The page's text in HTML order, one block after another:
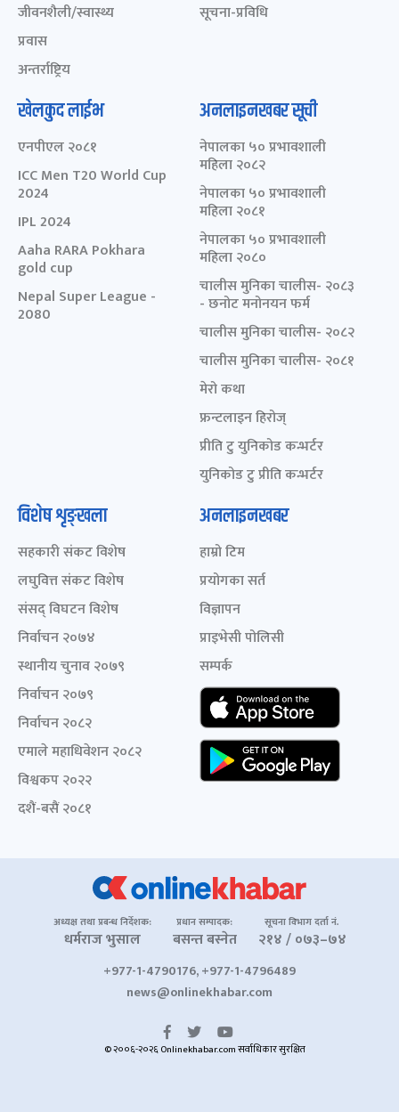
जीवनशैली/स्वास्थ्य
प्रवास
अन्तर्राष्ट्रिय
सूचना-प्रविधि
खेलकुद लाईभ
एनपीएल २०८१
ICC Men T20 World Cup
2024
IPL 2024
Aaha RARA Pokhara
gold cup
Nepal Super League -
2080
अनलाइनखबर सूची
नेपालका ५० प्रभावशाली
महिला २०८२
नेपालका ५० प्रभावशाली
महिला २०८१
नेपालका ५० प्रभावशाली
महिला २०८०
चालीस मुनिका चालीस- २०८३
- छनोट मनोनयन फर्म
चालीस मुनिका चालीस- २०८२
चालीस मुनिका चालीस- २०८१
मेरो कथा
फ्रन्टलाइन हिरोज्
प्रीति टु युनिकोड कन्भर्टर
युनिकोड टु प्रीति कन्भर्टर
विशेष शृङ्खला
सहकारी संकट विशेष
लघुवित्त संकट विशेष
संसद् विघटन विशेष
निर्वाचन २०७४
स्थानीय चुनाव २०७९
निर्वाचन २०७९
निर्वाचन २०८२
एमाले महाधिवेशन २०८२
विश्वकप २०२२
दशैं-बसैं २०८१
अनलाइनखबर
हाम्रो टिम
प्रयोगका सर्त
विज्ञापन
प्राइभेसी पोलिसी
सम्पर्क
अध्यक्ष तथा प्रबन्ध निर्देशक:
धर्मराज भुसाल
प्रधान सम्पादक:
बसन्त बस्नेत
सूचना विभाग दर्ता नं.
२१४ / ०७३–७४
+977-1-4790176, +977-1-4796489
news@onlinekhabar.com
© २००६-२०२६ Onlinekhabar.com सर्वाधिकार सुरक्षित